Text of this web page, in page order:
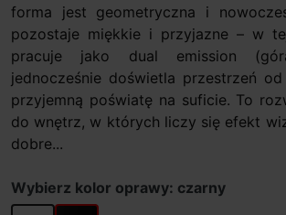
forma jest geometryczna i
pozostaje miękkie i przyjazne – w
pracuje jako dual emission
jednocześnie doświetla przestrzeń
przyjemną poświatę na suficie. To
do wnętrz, w których liczy się efekt
dobre...
Wybierz kolor oprawy: czarny
biały czarny